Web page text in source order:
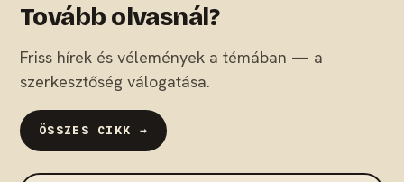
Tovább olvasnál?
Friss hírek és vélemények a témában — a
szerkesztőség válogatása.
ÖSSZES CIKK →